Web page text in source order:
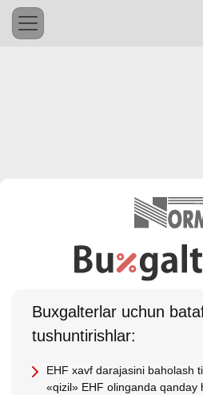
Buхgalterlar uchun
tushuntirishlar:
EHF хavf darajasini baholash
«qizil» EHF olinganda qanday